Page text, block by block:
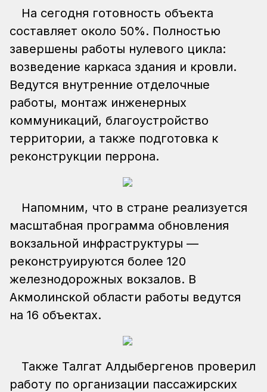
На сегодня готовность объекта
составляет около 50%. Полностью
завершены работы нулевого цикла:
возведение каркаса здания и кровли.
Ведутся внутренние отделочные
работы, монтаж инженерных
коммуникаций, благоустройство
территории, а также подготовка к
реконструкции перрона.
Напомним, что в стране реализуется
масштабная программа обновления
вокзальной инфраструктуры —
реконструируются более 120
железнодорожных вокзалов. В
Акмолинской области работы ведутся
на 16 объектах.
Также Талгат Алдыбергенов проверил
работу по организации пассажирских